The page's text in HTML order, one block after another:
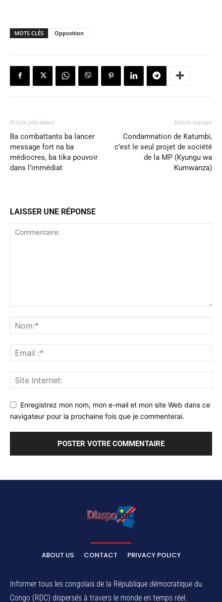
MOTS CLÉS Opposition
Article précédent
Ba combattants ba lancer
message fort na ba
médiocres, ba tika pouvoir
dans l’immédiat
Article suivant
Condamnation de Katumbi,
c’est le seul projet de société
de la MP (Kyungu wa
Kumwanza)
LAISSER UNE RÉPONSE
Enregistrez mon nom, mon e-mail et mon site Web dans ce
navigateur pour la prochaine fois que je commenterai.
ABOUT US CONTACT PRIVACY POLICY
Informer tous les congolais de la République démocratique du
Congo (RDC) dispersés à travers le monde en temps réel.